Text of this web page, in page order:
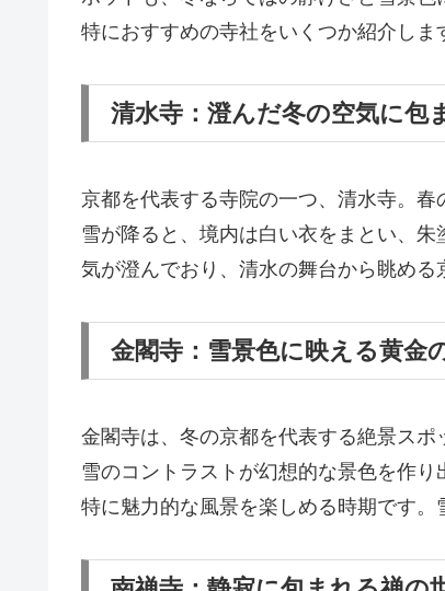
特におすすめの寺社をいくつか紹介しま
清水寺：澄んだ冬の空気に包
京都を代表する寺院の一つ、清水寺。春
雪が降ると、境内は白い衣をまとい、
気が澄んでおり、清水の舞台から眺める
金閣寺：雪景色に映える黄金
金閣寺は、冬の京都を代表する絶景ス
雪のコントラストが幻想的な景色を作
特に魅力的な風景を楽しめる時期です。